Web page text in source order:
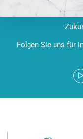
Folgen Sie uns für